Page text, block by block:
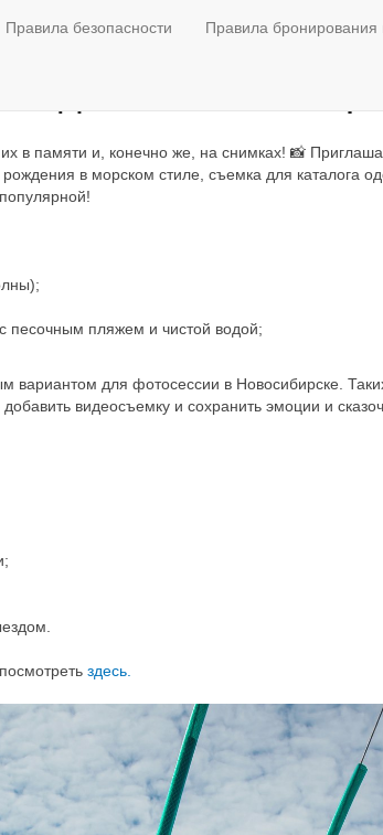
Правила безопасности Правила бронирования
в памяти и, конечно же, на снимках! 📸
в морском стиле, съемка для каталога
песочным пляжем и чистой водой;
вариантом для фотосессии в Новосибирске.
видеосъемку и сохранить эмоции и
здесь.